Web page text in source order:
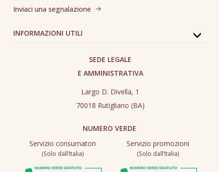
Inviaci una segnalazione
INFORMAZIONI UTILI
SEDE LEGALE
E AMMINISTRATIVA
Largo D. Divella, 1
70018 Rutigliano (BA)
NUMERO VERDE
Servizio consumatori
(Solo dall’Italia)
Servizio promozioni
(Solo dall’Italia)